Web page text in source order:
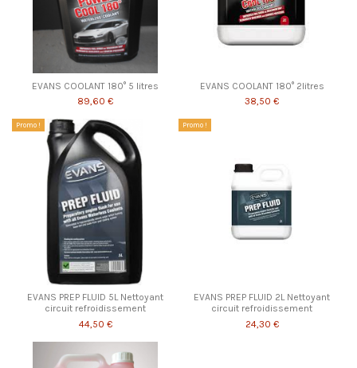
EVANS COOLANT 180° 5 litres
89,60 €
EVANS COOLANT 180° 2litres
38,50 €
Promo !
EVANS PREP FLUID 5L Nettoyant
circuit refroidissement
44,50 €
Promo !
EVANS PREP FLUID 2L Nettoyant
circuit refroidissement
24,30 €